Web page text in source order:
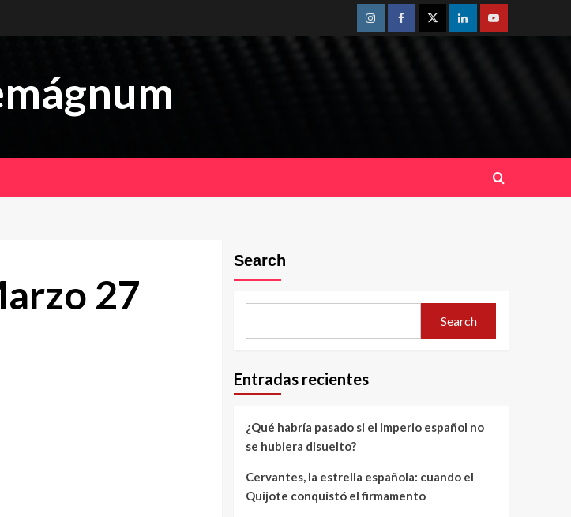
InstagramFacebookTwitterLinkedinYoutube
27
Search
Search
Entradas recientes
¿Qué habría pasado si el imperio español no
se hubiera disuelto?
Cervantes, la estrella española: cuando el
Quijote conquistó el firmamento